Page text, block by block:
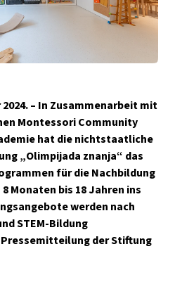
– In Zusammenarbeit mit
Montessori Community
hat die nichtstaatliche
„Olimpijada znanja“ das
für die Nachbildung
Monaten bis 18 Jahren ins
werden nach
STEM-Bildung
der Stiftung